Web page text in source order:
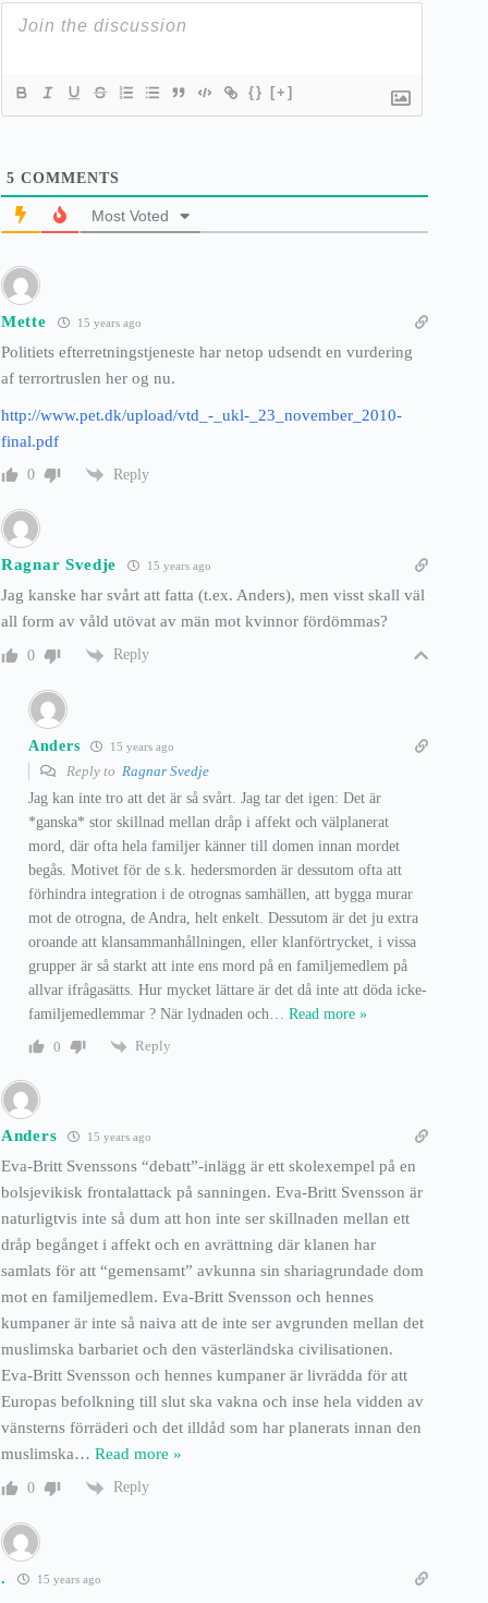
{} [+]
5 COMMENTS
Most Voted
Mette 15 years ago
Politiets efterretningstjeneste har netop udsendt en vurdering
af terrortruslen her og nu.
http://www.pet.dk/upload/vtd_-_ukl-_23_november_2010-
final.pdf
0 Reply
Ragnar Svedje 15 years ago
Jag kanske har svårt att fatta (t.ex. Anders), men visst skall väl
all form av våld utövat av män mot kvinnor fördömmas?
0 Reply
Anders 15 years ago
Reply to Ragnar Svedje
Jag kan inte tro att det är så svårt. Jag tar det igen: Det är
*ganska* stor skillnad mellan dråp i affekt och välplanerat
mord, där ofta hela familjer känner till domen innan mordet
begås. Motivet för de s.k. hedersmorden är dessutom ofta att
förhindra integration i de otrognas samhällen, att bygga murar
mot de otrogna, de Andra, helt enkelt. Dessutom är det ju extra
oroande att klansammanhållningen, eller klanförtrycket, i vissa
grupper är så starkt att inte ens mord på en familjemedlem på
allvar ifrågasätts. Hur mycket lättare är det då inte att döda icke-
familjemedlemmar ? När lydnaden och… Read more »
0
Reply
Anders 15 years ago
Eva-Britt Svenssons “debatt”-inlägg är ett skolexempel på en
bolsjevikisk frontalattack på sanningen. Eva-Britt Svensson är
naturligtvis inte så dum att hon inte ser skillnaden mellan ett
dråp begånget i affekt och en avrättning där klanen har
samlats för att “gemensamt” avkunna sin shariagrundade dom
mot en familjemedlem. Eva-Britt Svensson och hennes
kumpaner är inte så naiva att de inte ser avgrunden mellan det
muslimska barbariet och den västerländska civilisationen.
Eva-Britt Svensson och hennes kumpaner är livrädda för att
Europas befolkning till slut ska vakna och inse hela vidden av
vänsterns förräderi och det illdåd som har planerats innan den
muslimska… Read more »
0 Reply
. 15 years ago